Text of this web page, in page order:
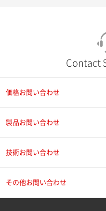
Contact
価格お問い合わせ
製品お問い合わせ
技術お問い合わせ
その他お問い合わせ